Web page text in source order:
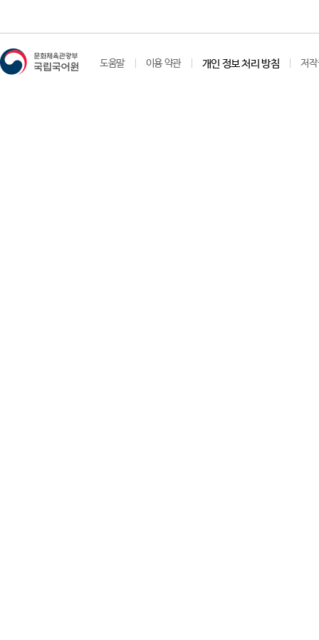
도움말 이용 약관 개인 정보 처리 방침 저